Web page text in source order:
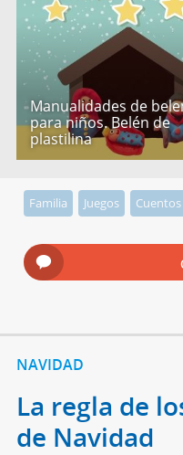
Manualidades de
para niños. Belén de
plastilina
Familia Juegos Cuentos
NAVIDAD
La regla de
de Navidad